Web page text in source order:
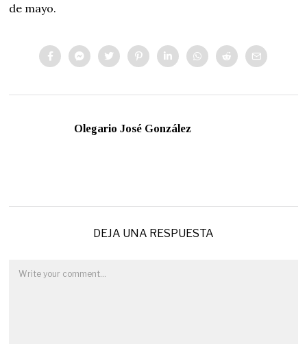
de mayo.
Olegario José González
DEJA UNA RESPUESTA